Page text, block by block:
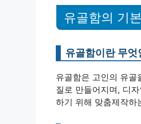
유골함의 기
유골함이란 무엇
유골함은 고인의 유골
질로 만들어지며, 디
하기 위해 맞춤제작하